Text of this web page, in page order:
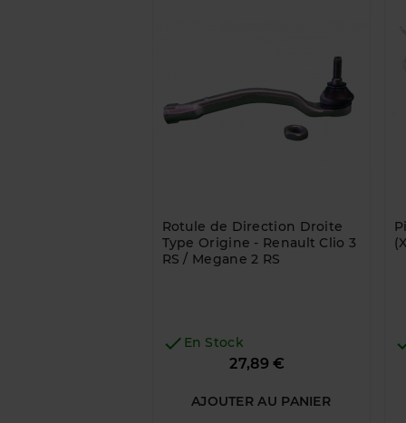
Rotule de Direction Droite
Type Origine - Renault Clio 3
RS / Megane 2 RS
 En Stock
27,89 €
AJOUTER AU PANIER